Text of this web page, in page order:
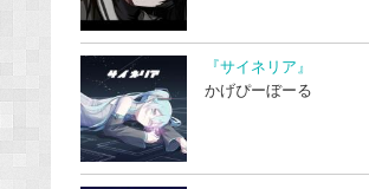
『サイネリア』
かげぴーぼーる